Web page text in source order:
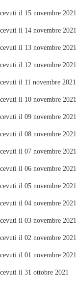
il 15 novembre 2021
il 14 novembre 2021
il 13 novembre 2021
il 12 novembre 2021
il 11 novembre 2021
il 10 novembre 2021
il 09 novembre 2021
il 08 novembre 2021
il 07 novembre 2021
il 06 novembre 2021
il 05 novembre 2021
il 04 novembre 2021
il 03 novembre 2021
il 02 novembre 2021
il 01 novembre 2021
il 31 ottobre 2021